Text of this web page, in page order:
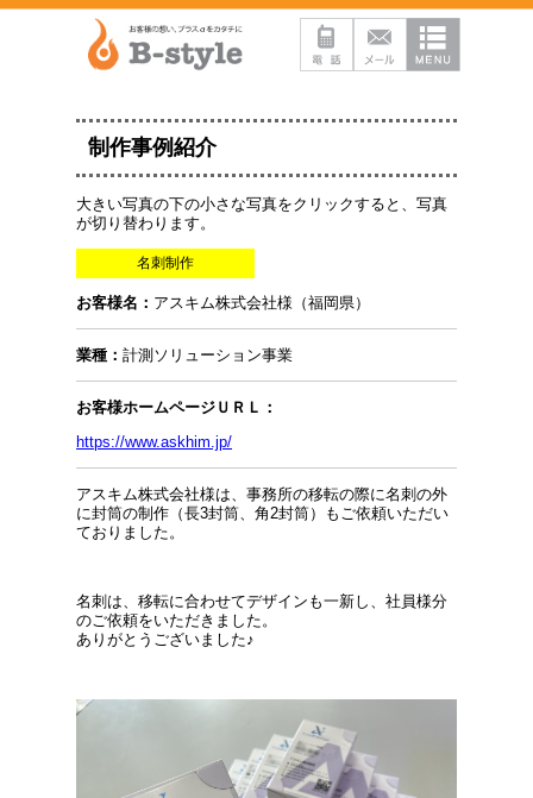
制作事例紹介
大きい写真の下の小さな写真をクリックすると、写真
が切り替わります。
名刺制作
お客様名： アスキム株式会社様（福岡県）
業種： 計測ソリューション事業
お客様ホームページＵＲＬ：
https://www.askhim.jp/
アスキム株式会社様は、事務所の移転の際に名刺の外
に封筒の制作（長3封筒、角2封筒）もご依頼いただい
ておりました。
名刺は、移転に合わせてデザインも一新し、社員様分
のご依頼をいただきました。
ありがとうございました♪